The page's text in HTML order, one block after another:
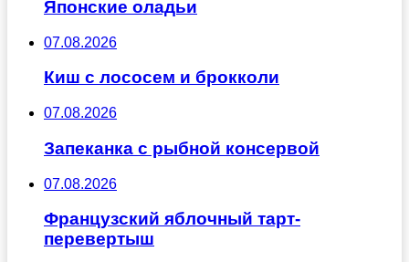
Японские оладьи
07.08.2026
Киш с лососем и брокколи
07.08.2026
Запеканка с рыбной консервой
07.08.2026
Французский яблочный тарт-
перевертыш